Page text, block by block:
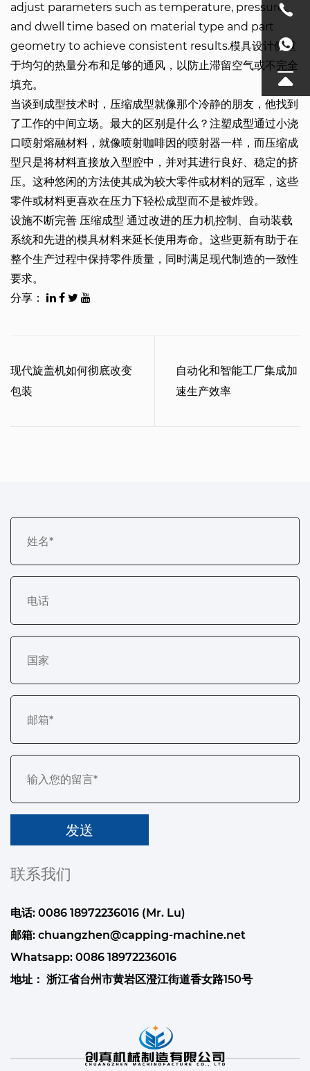
adjust parameters such as temperature, pressure,
and dwell time based on material type and part
geometry to achieve consistent results.模具设计侧重
于均匀的热量分布和足够的通风，以防止滞留空气或不完全
填充。
当谈到成型技术时，压缩成型就像那个冷静的朋友，他找到
了工作的中间立场。最大的区别是什么？注塑成型通过小浇
口喷射熔融材料，就像喷射咖啡因的喷射器一样，而压缩成
型只是将材料直接放入型腔中，并对其进行良好、稳定的挤
压。这种悠闲的方法使其成为较大零件或材料的冠军，这些
零件或材料更喜欢在压力下轻松成型而不是被炸毁。
设施不断完善 压缩成型 通过改进的压力机控制、自动装载
系统和先进的模具材料来延长使用寿命。这些更新有助于在
整个生产过程中保持零件质量，同时满足现代制造的一致性
要求。
分享：
现代旋盖机如何彻底改变
包装
自动化和智能工厂集成加
速生产效率
联系我们
电话: 0086 18972236016 (Mr. Lu)
邮箱: chuangzhen@capping-machine.net
Whatsapp: 0086 18972236016
地址： 浙江省台州市黄岩区澄江街道香女路150号